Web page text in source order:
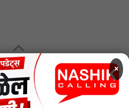
NEWS WEBSITES
×